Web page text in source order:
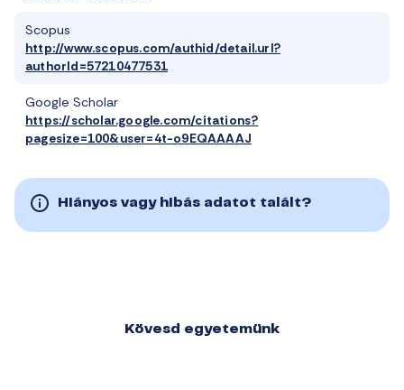
Scopus
http://www.scopus.com/authid/detail.url?
authorId=57210477531
Google Scholar
https://scholar.google.com/citations?
pagesize=100&user=4t-o9EQAAAAJ
Hiányos vagy hibás adatot talált?
Kövesd egyetemünk